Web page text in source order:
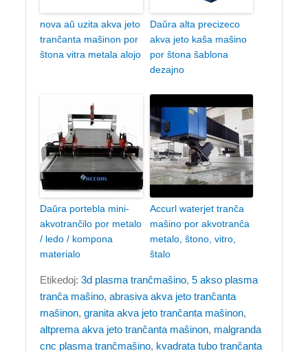
nova aŭ uzita akva jeto
tranĉanta maŝinon por
ŝtona vitra metala alojo
Daŭra alta precizeco
akva jeto kaŝa maŝino
por ŝtona ŝablona
dezajno
Daŭra portebla mini-
akvotranĉilo por metalo
/ ledo / kompona
materialo
Accurl waterjet tranĉa
maŝino por akvotranĉa
metalo, ŝtono, vitro,
ŝtalo
Etikedoj: 3d plasma tranĉmaŝino,5 akso plasma
tranĉa maŝino,abrasiva akva jeto tranĉanta
maŝinon,granita akva jeto tranĉanta maŝinon,
altprema akva jeto tranĉanta maŝinon, malgranda
cnc plasma tranĉmaŝino, kvadrata tubo tranĉanta